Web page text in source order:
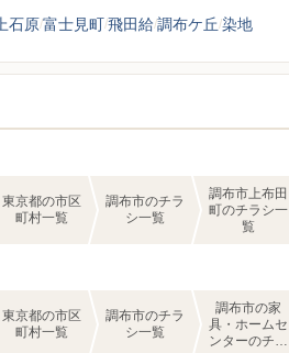
上石原富士見町飛田給 調布ケ丘 染地
東京都の市区
町村一覧
調布市のチラ
シ一覧
調布市上布田
町のチラシ一
覧
東京都の市区
町村一覧
調布市のチラ
シ一覧
調布市の家
具・ホームセ
ンターのチラ